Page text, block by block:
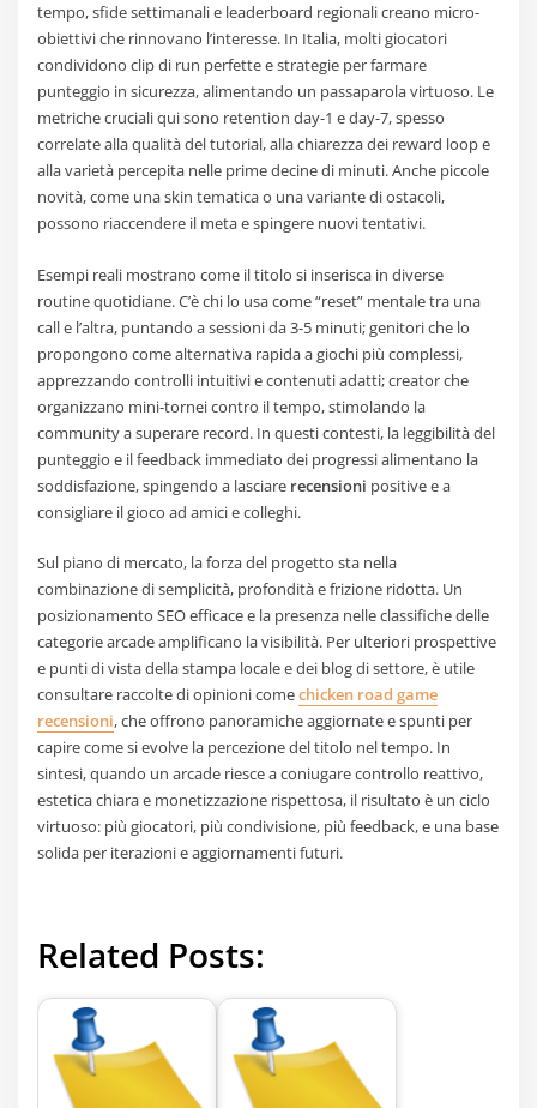
tempo, sfide settimanali e leaderboard regionali creano micro-
obiettivi che rinnovano l’interesse. In Italia, molti giocatori
condividono clip di run perfette e strategie per farmare
punteggio in sicurezza, alimentando un passaparola virtuoso. Le
metriche cruciali qui sono retention day-1 e day-7, spesso
correlate alla qualità del tutorial, alla chiarezza dei reward loop e
alla varietà percepita nelle prime decine di minuti. Anche piccole
novità, come una skin tematica o una variante di ostacoli,
possono riaccendere il meta e spingere nuovi tentativi.
Esempi reali mostrano come il titolo si inserisca in diverse
routine quotidiane. C’è chi lo usa come “reset” mentale tra una
call e l’altra, puntando a sessioni da 3-5 minuti; genitori che lo
propongono come alternativa rapida a giochi più complessi,
apprezzando controlli intuitivi e contenuti adatti; creator che
organizzano mini-tornei contro il tempo, stimolando la
community a superare record. In questi contesti, la leggibilità del
punteggio e il feedback immediato dei progressi alimentano la
soddisfazione, spingendo a lasciare recensioni positive e a
consigliare il gioco ad amici e colleghi.
Sul piano di mercato, la forza del progetto sta nella
combinazione di semplicità, profondità e frizione ridotta. Un
posizionamento SEO efficace e la presenza nelle classifiche delle
categorie arcade amplificano la visibilità. Per ulteriori prospettive
e punti di vista della stampa locale e dei blog di settore, è utile
consultare raccolte di opinioni comechicken road game
recensioni, che offrono panoramiche aggiornate e spunti per
capire come si evolve la percezione del titolo nel tempo. In
sintesi, quando un arcade riesce a coniugare controllo reattivo,
estetica chiara e monetizzazione rispettosa, il risultato è un ciclo
virtuoso: più giocatori, più condivisione, più feedback, e una base
solida per iterazioni e aggiornamenti futuri.
Related Posts: